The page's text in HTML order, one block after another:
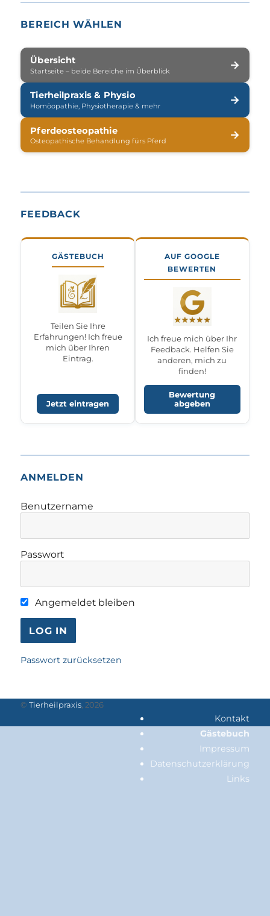
BEREICH WÄHLEN
Übersicht
Startseite – beide Bereiche im Überblick →
Tierheilpraxis & Physio
Homöopathie, Physiotherapie & mehr →
Pferdeosteopathie
Osteopathische Behandlung fürs Pferd →
FEEDBACK
GÄSTEBUCH
Teilen Sie Ihre
Erfahrungen! Ich freue
mich über Ihren
Eintrag.
Jetzt eintragen
AUF GOOGLE
BEWERTEN
Ich freue mich über Ihr
Feedback. Helfen Sie
anderen, mich zu
finden!
Bewertung
abgeben
ANMELDEN
Benutzername
Passwort
Angemeldet bleiben
Passwort zurücksetzen
©Tierheilpraxis , 2026
Kontakt
Gästebuch
Impressum
Datenschutzerklärung
Links